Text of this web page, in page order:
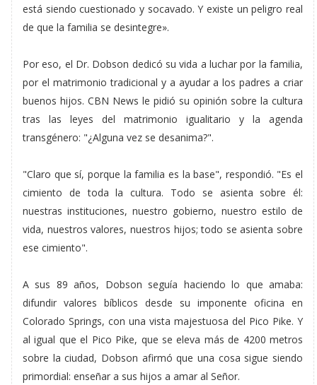
está siendo cuestionado y socavado. Y existe un peligro real
de que la familia se desintegre».
Por eso, el Dr. Dobson dedicó su vida a luchar por la familia,
por el matrimonio tradicional y a ayudar a los padres a criar
buenos hijos. CBN News le pidió su opinión sobre la cultura
tras las leyes del matrimonio igualitario y la agenda
transgénero: "¿Alguna vez se desanima?".
"Claro que sí, porque la familia es la base", respondió. "Es el
cimiento de toda la cultura. Todo se asienta sobre él:
nuestras instituciones, nuestro gobierno, nuestro estilo de
vida, nuestros valores, nuestros hijos; todo se asienta sobre
ese cimiento".
A sus 89 años, Dobson seguía haciendo lo que amaba:
difundir valores bíblicos desde su imponente oficina en
Colorado Springs, con una vista majestuosa del Pico Pike. Y
al igual que el Pico Pike, que se eleva más de 4200 metros
sobre la ciudad, Dobson afirmó que una cosa sigue siendo
primordial: enseñar a sus hijos a amar al Señor.